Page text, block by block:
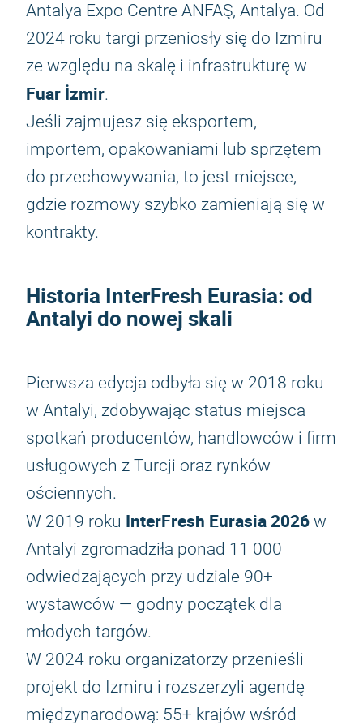
Antalya Expo Centre ANFAŞ, Antalya. Od
2024 roku targi przeniosły się do Izmiru
ze względu na skalę i infrastrukturę w
Fuar İzmir.
Jeśli zajmujesz się eksportem,
importem, opakowaniami lub sprzętem
do przechowywania, to jest miejsce,
gdzie rozmowy szybko zamieniają się w
kontrakty.
Historia InterFresh Eurasia: od
Antalyi do nowej skali
Pierwsza edycja odbyła się w 2018 roku
w Antalyi, zdobywając status miejsca
spotkań producentów, handlowców i firm
usługowych z Turcji oraz rynków
ościennych.
W 2019 roku InterFresh Eurasia 2026 w
Antalyi zgromadziła ponad 11 000
odwiedzających przy udziale 90+
wystawców — godny początek dla
młodych targów.
W 2024 roku organizatorzy przenieśli
projekt do Izmiru i rozszerzyli agendę
międzynarodową: 55+ krajów wśród